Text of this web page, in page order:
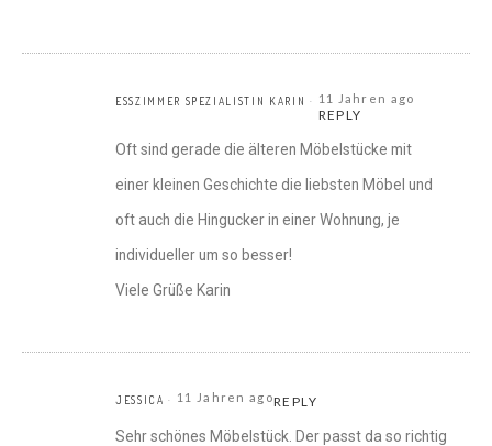
ESSZIMMER SPEZIALISTIN KARIN 11 Jahren ago
REPLY
Oft sind gerade die älteren Möbelstücke mit
einer kleinen Geschichte die liebsten Möbel und
oft auch die Hingucker in einer Wohnung, je
individueller um so besser!
Viele Grüße Karin
JESSICA 11 Jahren agoREPLY
Sehr schönes Möbelstück. Der passt da so richtig